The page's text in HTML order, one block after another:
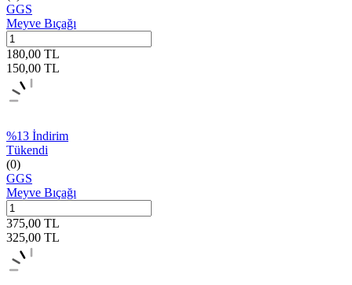
GGS
Meyve Bıçağı
180,00 TL
150,00 TL
%13 İndirim
Tükendi
(0)
GGS
Meyve Bıçağı
375,00 TL
325,00 TL